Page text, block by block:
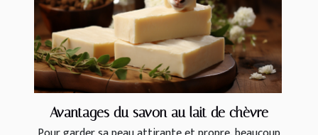
Avantages du savon au lait de chèvre